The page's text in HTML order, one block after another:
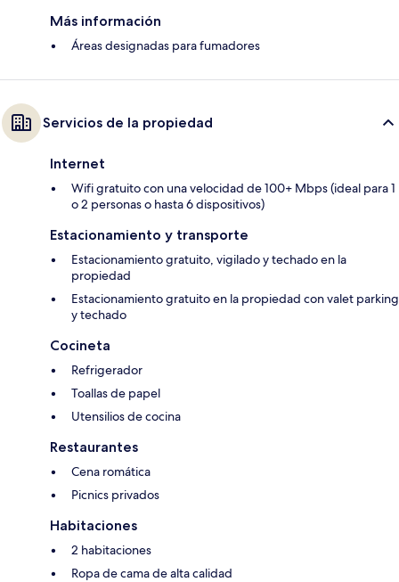
Más información
Áreas designadas para fumadores
Servicios de la propiedad
Internet
Wifi gratuito con una velocidad de 100+ Mbps (ideal para 1
o 2 personas o hasta 6 dispositivos)
Estacionamiento y transporte
Estacionamiento gratuito, vigilado y techado en la
propiedad
Estacionamiento gratuito en la propiedad con valet parking
y techado
Cocineta
Refrigerador
Toallas de papel
Utensilios de cocina
Restaurantes
Cena romática
Picnics privados
Habitaciones
2 habitaciones
Ropa de cama de alta calidad